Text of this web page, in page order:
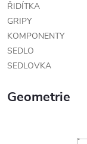
ŘIDÍTKA
GRIPY
KOMPONENTY
SEDLO
SEDLOVKA
Geometrie